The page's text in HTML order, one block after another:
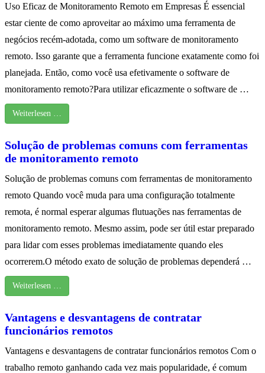
Uso Eficaz de Monitoramento Remoto em Empresas É essencial
estar ciente de como aproveitar ao máximo uma ferramenta de
negócios recém-adotada, como um software de monitoramento
remoto. Isso garante que a ferramenta funcione exatamente como foi
planejada. Então, como você usa efetivamente o software de
monitoramento remoto?Para utilizar eficazmente o software de …
Weiterlesen …
Solução de problemas comuns com ferramentas
de monitoramento remoto
Solução de problemas comuns com ferramentas de monitoramento
remoto Quando você muda para uma configuração totalmente
remota, é normal esperar algumas flutuações nas ferramentas de
monitoramento remoto. Mesmo assim, pode ser útil estar preparado
para lidar com esses problemas imediatamente quando eles
ocorrerem.O método exato de solução de problemas dependerá …
Weiterlesen …
Vantagens e desvantagens de contratar
funcionários remotos
Vantagens e desvantagens de contratar funcionários remotos Com o
trabalho remoto ganhando cada vez mais popularidade, é comum